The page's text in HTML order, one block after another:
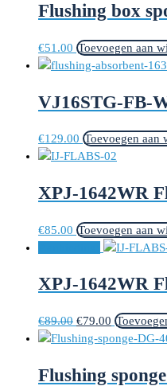
Flushing box
€51.00 Toevoegen aan
VJ16STG-FB-
€129.00 Toevoegen aan
XPJ-1642WR
€85.00 Toevoegen aan
XPJ-1642WR
€89.00 Oorspronkelijke
prijs
€89.00.
€79.00 Huidige
prijs
€79.00.
Flushing